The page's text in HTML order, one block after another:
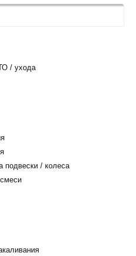
/ ухода
подвески / колеса